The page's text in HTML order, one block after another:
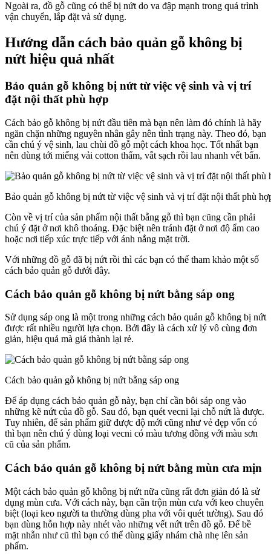
Ngoài ra, đồ gỗ cũng có thể bị nứt do va đập mạnh trong quá trình
vận chuyển, lắp đặt và sử dụng.
Hướng dẫn cách bảo quản gỗ không bị
nứt hiệu quả nhất
Bảo quản gỗ không bị nứt từ việc vệ sinh và vị trí
đặt nội thất phù hợp
Cách bảo gỗ không bị nứt đầu tiên mà bạn nên làm đó chính là hãy
ngăn chặn những nguyên nhân gây nên tình trạng này. Theo đó, bạn
cần chú ý vệ sinh, lau chùi đồ gỗ một cách khoa học. Tốt nhất bạn
nên dùng tới miếng vải cotton thấm, vắt sạch rồi lau nhanh vết bẩn.
Bảo quản gỗ không bị nứt từ việc vệ sinh và vị trí đặt nội thất phù
Còn về vị trí của sản phẩm nội thất bằng gỗ thì bạn cũng cần phải
chú ý đặt ở nơi khô thoáng. Đặc biệt nên tránh đặt ở nơi độ ẩm cao
hoặc nơi tiếp xúc trực tiếp với ánh nắng mặt trời.
Với những đồ gỗ đã bị nứt rồi thì các bạn có thể tham khảo một số
cách bảo quản gỗ dưới đây.
Cách bảo quản gỗ không bị nứt bằng sáp ong
Sử dụng sáp ong là một trong những cách bảo quản gỗ không bị nứt
được rất nhiều người lựa chọn. Bởi đây là cách xử lý vô cùng đơn
giản, hiệu quả mà giá thành lại rẻ.
Cách bảo quản gỗ không bị nứt bằng sáp ong
Để áp dụng cách bảo quản gỗ này, bạn chỉ cần bôi sáp ong vào
những kẽ nứt của đồ gỗ. Sau đó, bạn quét vecni lại chỗ nứt là được.
Tuy nhiên, để sản phẩm giữ được độ mới cũng như vẻ đẹp vốn có
thì bạn nên chú ý dùng loại vecni có màu tương đồng với màu sơn
cũ của sản phẩm.
Cách bảo quản gỗ không bị nứt bằng mùn cưa mịn
Một cách bảo quản gỗ không bị nứt nữa cũng rất đơn giản đó là sử
dụng mùn cưa. Với cách này, bạn cần trộn mùn cưa với keo chuyên
biệt (loại keo người ta thường dùng pha với vôi quét tường). Sau đó
bạn dùng hỗn hợp này nhét vào những vết nứt trên đồ gỗ. Để bề
mặt nhẵn như cũ thì bạn có thể dùng giấy nhám chà nhẹ lên sản
phẩm.